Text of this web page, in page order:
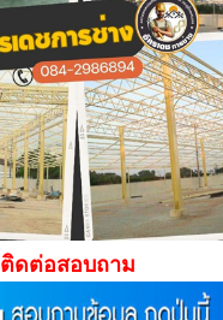
ติดต่อสอบถาม